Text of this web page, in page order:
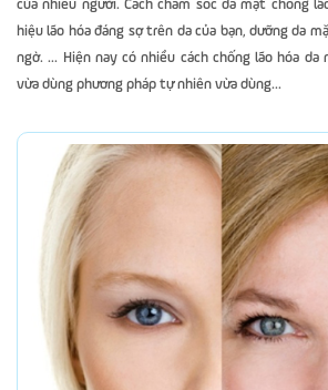
của nhiều người. Cách chăm sóc da mặt chống
hiệu lão hóa đáng sợ trên da của bạn, dưỡng da
ngờ. ... Hiện nay có nhiều cách chống lão hóa
vừa dùng phương pháp tự nhiên vừa dùng...